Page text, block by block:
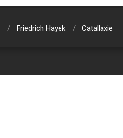
Friedrich Hayek Catallaxie